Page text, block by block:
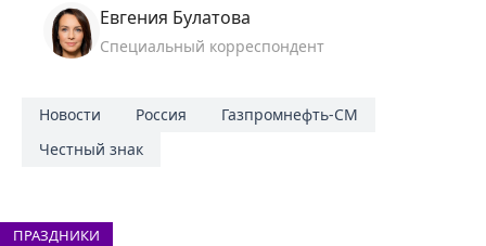
Евгения Булатова
Специальный корреспондент
Новости Россия
Газпромнефть-СМ
Честный знак
ПРАЗДНИКИ